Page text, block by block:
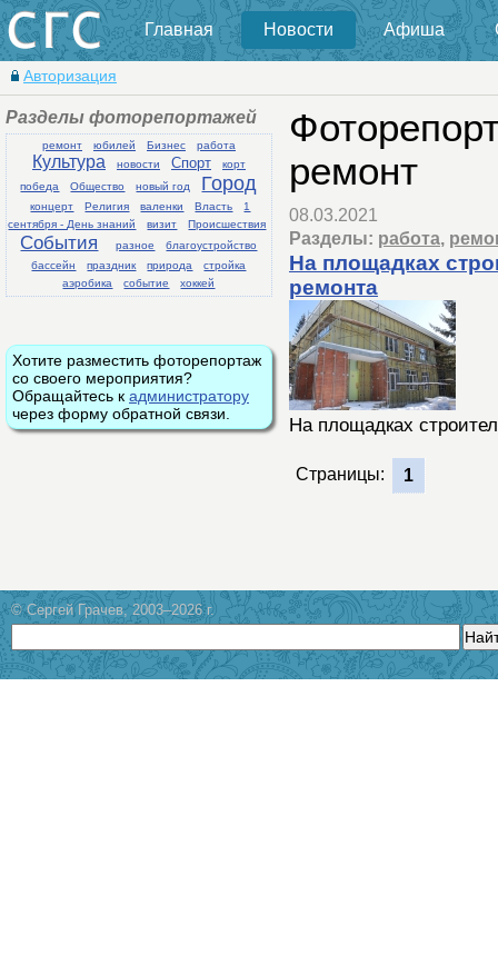
Главная Новости Афиша
Авторизация
Разделы фоторепортажей
ремонт юбилей Бизнес работа
Культура новости Спорт
корт
победа
Общество новый год Город
концерт Религия валенки Власть
1
сентября - День знаний
визит Происшествия
События разное
благоустройство
бассейн
праздник природа
стройка
аэробика
событие хоккей
Хотите разместить фоторепортаж
со своего мероприятия?
Обращайтесь к администратору
через форму обратной связи.
ремонт
08.03.2021
Разделы: работа,
На площадках
ремонта
На площадках
Страницы: 1
© Сергей Грачев, 2003–2026 г.